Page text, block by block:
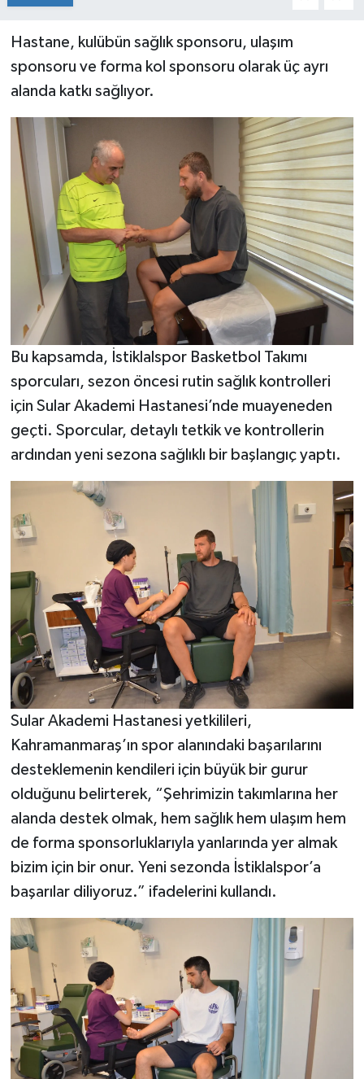
Hastane, kulübün sağlık sponsoru, ulaşım
sponsoru ve forma kol sponsoru olarak üç ayrı
alanda katkı sağlıyor.
Bu kapsamda, İstiklalspor Basketbol Takımı
sporcuları, sezon öncesi rutin sağlık kontrolleri
için Sular Akademi Hastanesi’nde muayeneden
geçti. Sporcular, detaylı tetkik ve kontrollerin
ardından yeni sezona sağlıklı bir başlangıç yaptı.
Sular Akademi Hastanesi yetkilileri,
Kahramanmaraş’ın spor alanındaki başarılarını
desteklemenin kendileri için büyük bir gurur
olduğunu belirterek, “Şehrimizin takımlarına her
alanda destek olmak, hem sağlık hem ulaşım hem
de forma sponsorluklarıyla yanlarında yer almak
bizim için bir onur. Yeni sezonda İstiklalspor’a
başarılar diliyoruz.” ifadelerini kullandı.